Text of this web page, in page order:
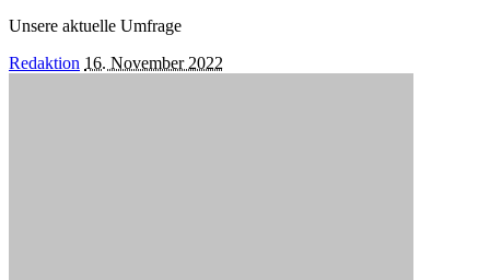
Unsere aktuelle Umfrage
Posted
Redaktion 16. November 2022